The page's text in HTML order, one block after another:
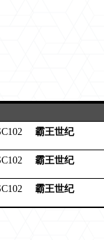
霸王世纪
霸王世纪
霸王世纪